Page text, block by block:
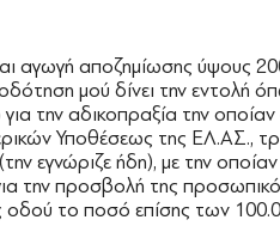
αγωγή αποζημίωσης ύψους
μού δίνει την εντολή
την αδικοπραξία την οποίαν
Υποθέσεως της ΕΛ.ΑΣ.,
εγνώριζε ήδη), με την οποίαν
την προσβολή της
οδού το ποσό επίσης των